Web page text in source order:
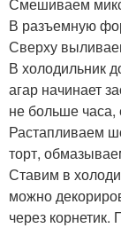
В разъемную
Сверху
В холодильник
агар начинает
не больше часа,
Растапливаем
торт,
Ставим в
можно
через корнетик.